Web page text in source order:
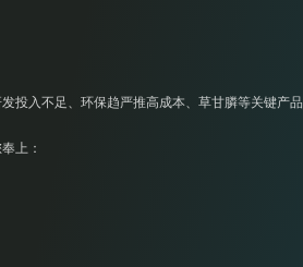
入不足、环保趋严推高成本、草甘膦等关键产
上：